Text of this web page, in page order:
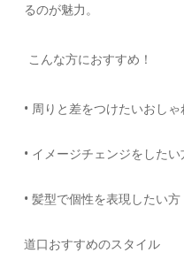
るのが魅力。
こんな方におすすめ！
• 周りと差をつけたいおし
• イメージチェンジをしたい
• 髪型で個性を表現したい方
道口おすすめのスタイル